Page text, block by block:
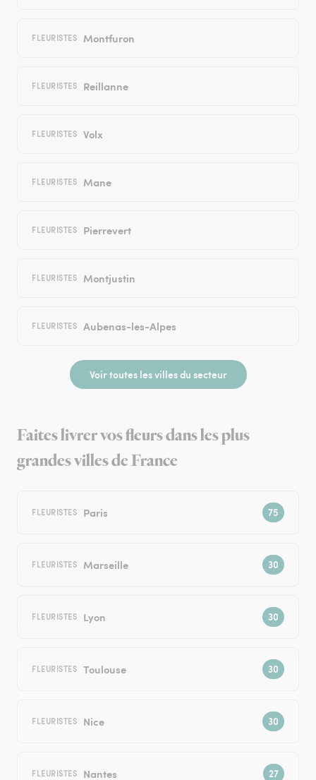
FLEURISTES Montfuron
FLEURISTES Reillanne
FLEURISTES Volx
FLEURISTES Mane
FLEURISTES Pierrevert
FLEURISTES Montjustin
FLEURISTES Aubenas-les-Alpes
Voir toutes les villes du secteur
Faites livrer vos fleurs dans les plus
grandes villes de France
FLEURISTES Paris
FLEURISTES Marseille
FLEURISTES Lyon
FLEURISTES Toulouse
FLEURISTES Nice
FLEURISTES Nantes